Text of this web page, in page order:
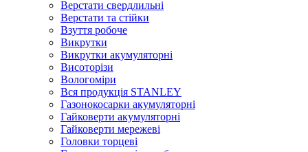
Верстати свердлильні
Верстати та стійки
Взуття робоче
Викрутки
Викрутки акумуляторні
Висоторізи
Вологоміри
Вся продукція STANLEY
Газонокосарки акумуляторні
Гайковерти акумуляторні
Гайковерти мережеві
Головки торцеві